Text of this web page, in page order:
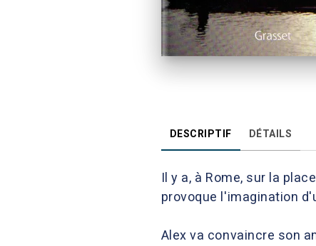
DESCRIPTIF DÉTAILS
Il y a, à Rome, sur la
provoque l'imagination
Alex va convaincre son